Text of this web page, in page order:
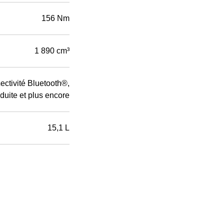
156 Nm
1 890 cm³
Bluetooth®,
et plus encore
15,1 L